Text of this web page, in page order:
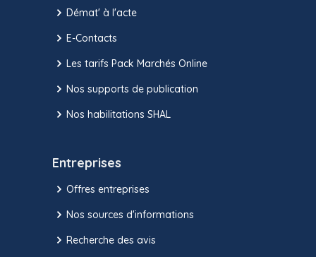
Démat' à l'acte
E-Contacts
Les tarifs Pack Marchés Online
Nos supports de publication
Nos habilitations SHAL
Entreprises
Offres entreprises
Nos sources d'informations
Recherche des avis